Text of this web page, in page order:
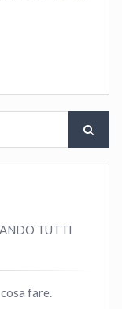
TUTTI
fare.